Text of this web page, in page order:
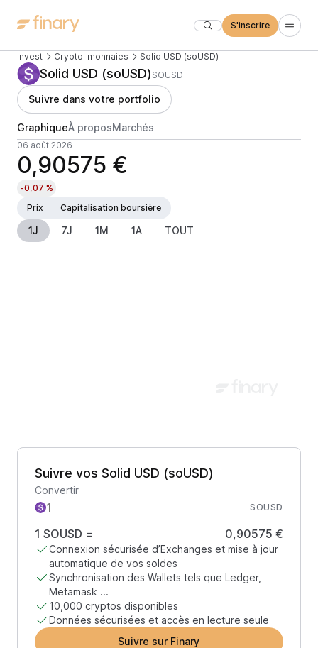
S'inscrire
Invest Crypto-monnaies Solid USD (soUSD)
Solid USD (soUSD) SOUSD
Suivre dans votre portfolio
GraphiqueÀ proposMarchés
06 août 2026
0,90575 €
-0,07 %
Prix
Capitalisation boursière
1J 7J 1M 1A TOUT
Suivre vos Solid USD (soUSD)
Convertir
SOUSD
1 SOUSD = 0,90575 €
Connexion sécurisée d’Exchanges et mise à jour
automatique de vos soldes
Synchronisation des Wallets tels que Ledger,
Metamask ...
10,000 cryptos disponibles
Données sécurisées et accès en lecture seule
Suivre sur Finary